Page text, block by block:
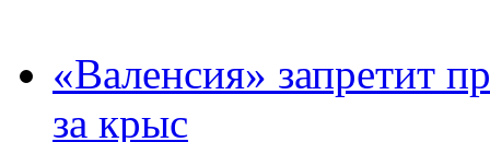
«Валенсия» запретит
за крыс